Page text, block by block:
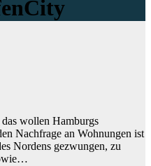
wollen Hamburgs
Nachfrage an Wohnungen ist
Nordens gezwungen, zu